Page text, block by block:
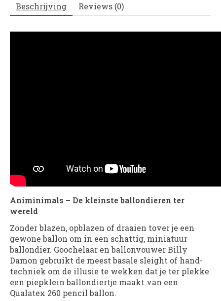
Beschrijving Reviews (0)
Animinimals – De kleinste ballondieren ter
wereld
Zonder blazen, opblazen of draaien tover je een
gewone ballon om in een schattig, miniatuur
ballondier. Goochelaar en ballonvouwer Billy
Damon gebruikt de meest basale sleight of hand-
techniek om de illusie te wekken dat je ter plekke
een piepklein ballondiertje maakt van een
Qualatex 260 pencil ballon.